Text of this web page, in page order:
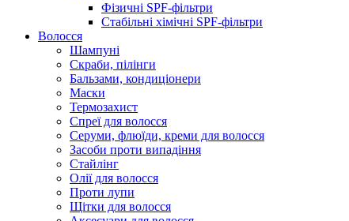
Фізичні SPF-фільтри
Стабільні хімічні SPF-фільтри
Волосся
Шампуні
Скраби, пілінги
Бальзами, кондиціонери
Маски
Термозахист
Спреї для волосся
Серуми, флюїди, креми для волосся
Засоби проти випадіння
Стайлінг
Олії для волосся
Проти лупи
Щітки для волосся